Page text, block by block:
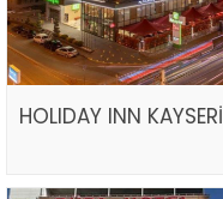
HOLIDAY INN KAYSERİ